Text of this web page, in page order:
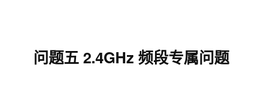
问题五 2.4GHz 频段专属问题